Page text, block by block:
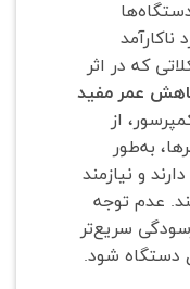
که در اثر
عمر مفید
از
به‌طور
و نیازمند
عدم توجه
سریع‌تر
دستگاه شود.